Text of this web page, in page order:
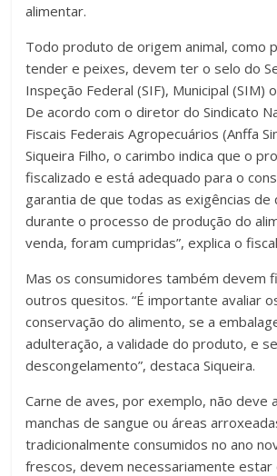
alimentar.
Todo produto de origem animal, como
tender e peixes, devem ter o selo do
Inspeção Federal (SIF), Municipal (SIM)
De acordo com o diretor do Sindicato
Fiscais Federais Agropecuários (Anffa
Siqueira Filho, o carimbo indica que o
fiscalizado e está adequado para o
garantia de que todas as exigências de
durante o processo de produção do
venda, foram cumpridas”, explica o
Mas os consumidores também devem
outros quesitos. “É importante avaliar
conservação do alimento, se a
adulteração, a validade do produto, e
descongelamento”, destaca Siqueira.
Carne de aves, por exemplo, não deve
manchas de sangue ou áreas
tradicionalmente consumidos no ano
frescos, devem necessariamente